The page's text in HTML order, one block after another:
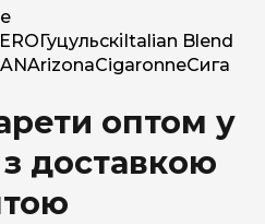
Гуцульскі Italian Blend
ArizonaCigaronneСига
оптом у
доставкою